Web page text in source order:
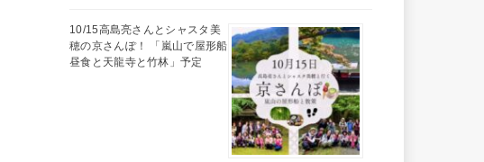
10/15高島亮さんとシャスタ美
穂の京さんぽ！ 「嵐山で屋形船
昼食と天龍寺と竹林」予定